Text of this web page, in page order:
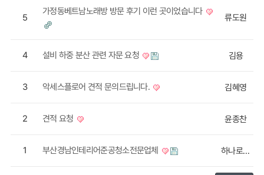
5
가정동베트남노래방 방문 후기 이런 곳이었습니다
류도원
4 설비 하중 분산 관련 자문 요청 김용
3 악세스플로어 견적 문의드립니다. 김혜영
2 견적 요청 윤종찬
1 부산경남인테리어준공청소전문업체 하나로청소